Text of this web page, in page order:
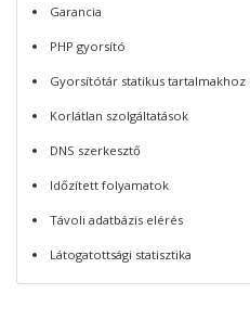
Garancia
PHP gyorsító
Gyorsítótár statikus tartalmakhoz
Korlátlan szolgáltatások
DNS szerkesztő
Időzített folyamatok
Távoli adatbázis elérés
Látogatottsági statisztika